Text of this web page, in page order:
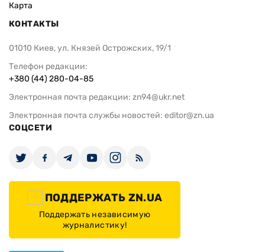
Карта
КОНТАКТЫ
01010 Киев, ул. Князей Острожских, 19/1
Телефон редакции:
+380 (44) 280-04-85
Электронная почта редакции: zn94@ukr.net
Электронная почта службы новостей: editor@zn.ua
СОЦСЕТИ
ПОДДЕРЖАТЬ ZN.UA
Поддержать независимую
журналистику!